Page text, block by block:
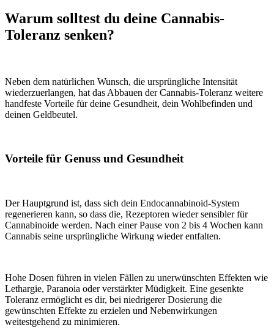
Warum solltest du deine Cannabis-
Toleranz senken?
Neben dem natürlichen Wunsch, die ursprüngliche Intensität
wiederzuerlangen, hat das Abbauen der Cannabis-Toleranz weitere
handfeste Vorteile für deine Gesundheit, dein Wohlbefinden und
deinen Geldbeutel.
Vorteile für Genuss und Gesundheit
Der Hauptgrund ist, dass sich dein Endocannabinoid-System
regenerieren kann, so dass die, Rezeptoren wieder sensibler für
Cannabinoide werden. Nach einer Pause von 2 bis 4 Wochen kann
Cannabis seine ursprüngliche Wirkung wieder entfalten.
Hohe Dosen führen in vielen Fällen zu unerwünschten Effekten wie
Lethargie, Paranoia oder verstärkter Müdigkeit. Eine gesenkte
Toleranz ermöglicht es dir, bei niedrigerer Dosierung die
gewünschten Effekte zu erzielen und Nebenwirkungen
weitestgehend zu minimieren.